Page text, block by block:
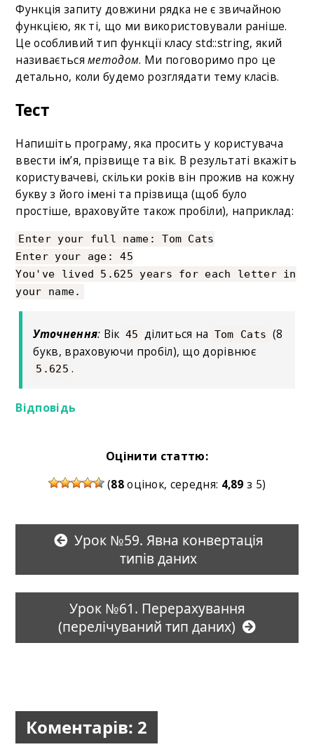
Функція запиту довжини рядка не є звичайною
функцією, як ті, що ми використовували раніше.
Це особливий тип функції класу std::string, який
називаєтьсяметодом. Ми поговоримо про це
детально, коли будемо розглядати тему класів.
Тест
Напишіть програму, яка просить у користувача
ввести ім’я, прізвище та вік. В результаті вкажіть
користувачеві, скільки років він прожив на кожну
букву з його імені та прізвища (щоб було
простіше, враховуйте також пробіли), наприклад:
Enter your full name: Tom Cats
Enter your age: 45
You've lived 5.625 years for each letter in
your name.
Уточнення: Вік 45 ділиться на Tom Cats (8
букв, враховуючи пробіл), що дорівнює
5.625 .
Відповідь
Оцінити статтю:
(88оцінок, середня: 4,89 з 5)
Урок №59. Явна конвертація
типів даних
Урок №61. Перерахування
(перелічуваний тип даних)
Коментарів: 2